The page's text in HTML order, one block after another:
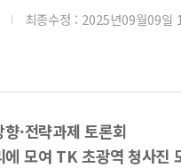
최종수정 : 2025년09월09일
·전략과제 토론회
모여 TK 초광역 청사진